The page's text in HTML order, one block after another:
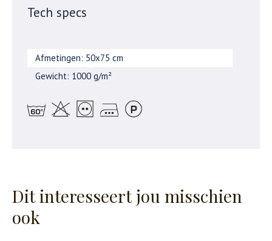
Tech specs
Afmetingen: 50x75 cm
Gewicht: 1000 g/m²
Dit interesseert jou misschien
ook